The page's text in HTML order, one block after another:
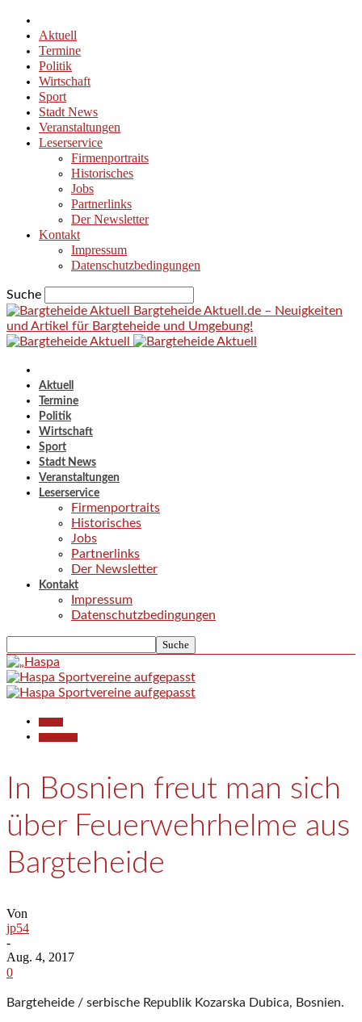
Aktuell
Termine
Politik
Wirtschaft
Sport
Stadt News
Veranstaltungen
Leserservice
Firmenportraits
Historisches
Jobs
Partnerlinks
Der Newsletter
Kontakt
Impressum
Datenschutzbedingungen
Suche
Bargteheide Aktuell.de – Neuigkeiten
und Artikel für Bargteheide und Umgebung!
Aktuell
Termine
Politik
Wirtschaft
Sport
Stadt News
Veranstaltungen
Leserservice
Firmenportraits
Historisches
Jobs
Partnerlinks
Der Newsletter
Kontakt
Impressum
Datenschutzbedingungen
In Bosnien freut man sich
über Feuerwehrhelme aus
Bargteheide
Von
jp54
-
Aug. 4, 2017
0
Bargteheide / serbische Republik Kozarska Dubica, Bosnien.